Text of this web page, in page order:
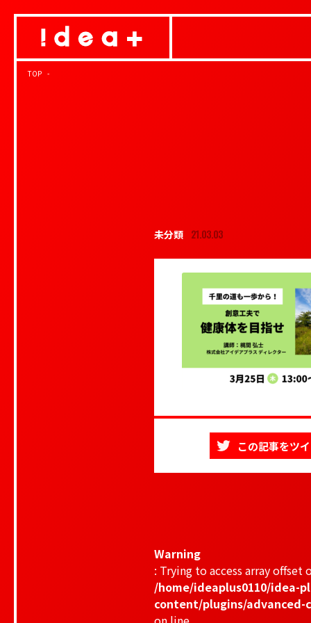
TOP
未分類 21.03.03
この記事をツ
Warning
: Trying to access array offset
/home/ideaplus0110/idea-
content/plugins/